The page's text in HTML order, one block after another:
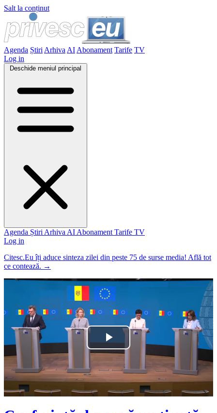
Salt la conținut
Agenda Știri Arhiva AI Abonament Tarife TV
Log in
Deschide meniul principal
Agenda Știri Arhiva AI Abonament Tarife TV
Log in
Citesc.Eu îți aduce sinteza zilei din peste 75 de surse media! Află tot
ce contează. →
Play
Video